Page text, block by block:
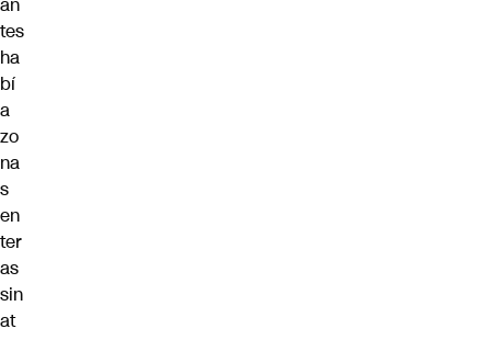
tes
ha
bí
a
zo
na
s
en
ter
as
sin
at